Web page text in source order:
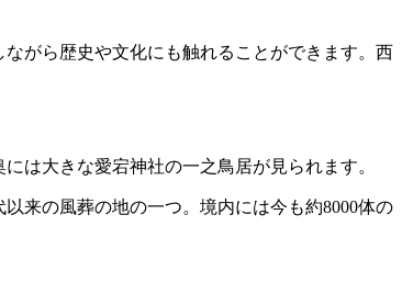
がら歴史や文化にも触れることができます。西
は大きな愛宕神社の一之鳥居が見られます。
来の風葬の地の一つ。境内には今も約8000体の